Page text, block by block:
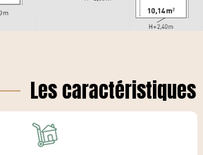
Les caractéristiques